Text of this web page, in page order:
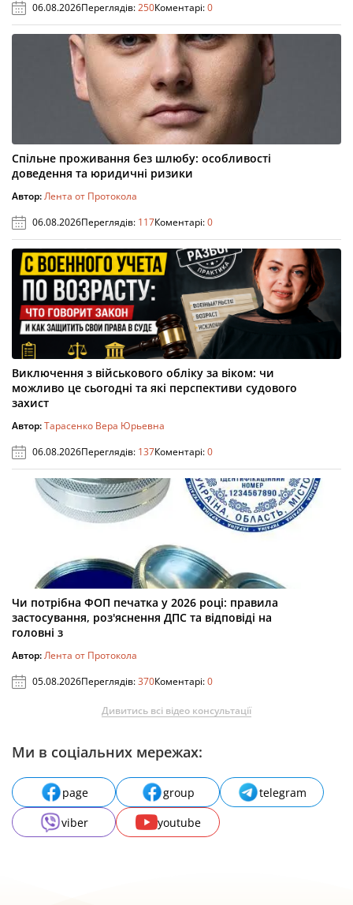
06.08.2026Переглядів:250Коментарі:0
Спільне проживання без шлюбу: особливості
доведення та юридичні ризики
Автор:Лента от Протокола
06.08.2026Переглядів: 117Коментарі:0
Виключення з військового обліку за віком: чи
можливо це сьогодні та які перспективи судового
захист
Автор:Тарасенко Вера Юрьевна
06.08.2026Переглядів: 137Коментарі:0
Чи потрібна ФОП печатка у 2026 році: правила
застосування, роз'яснення ДПС та відповіді на
головні з
Автор:Лента от Протокола
05.08.2026Переглядів:370Коментарі:0
Дивитись всі відео консультації
Ми в соціальних мережах:
page group
telegram
viber
youtube